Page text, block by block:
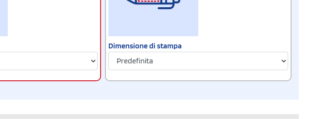
Dimensione di stampa